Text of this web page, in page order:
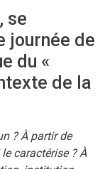
se
journée de
du «
de la
? À partir de
caractérise ? À